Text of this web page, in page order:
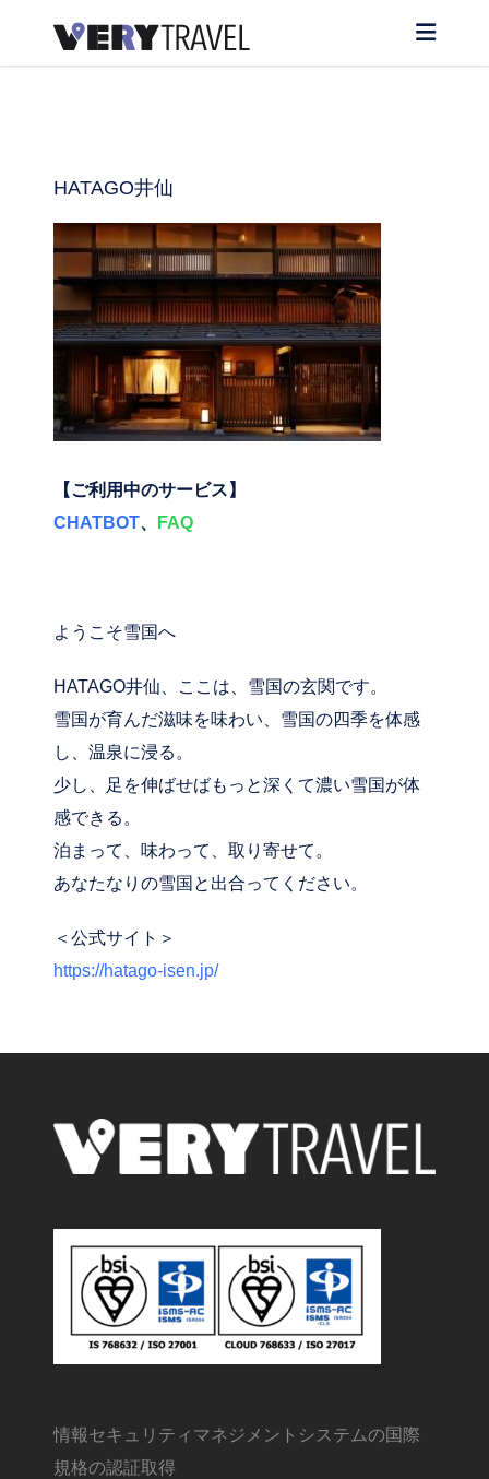
HATAGO井仙
【ご利用中のサービス】
CHATBOT、 FAQ
ようこそ雪国へ
HATAGO井仙、ここは、雪国の玄関です。
雪国が育んだ滋味を味わい、雪国の四季を体感
し、温泉に浸る。
少し、足を伸ばせばもっと深くて濃い雪国が体
感できる。
泊まって、味わって、取り寄せて。
あなたなりの雪国と出合ってください。
＜公式サイト＞
https://hatago-isen.jp/
情報セキュリティマネジメントシステムの国際
規格の認証取得